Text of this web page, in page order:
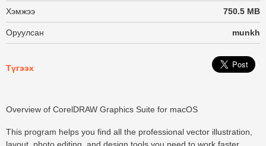
Хэмжээ 750.5 MB
Оруулсан munkh
Түгээх
Overview of CorelDRAW Graphics Suite for macOS
This program helps you find all the professional vector illustration,